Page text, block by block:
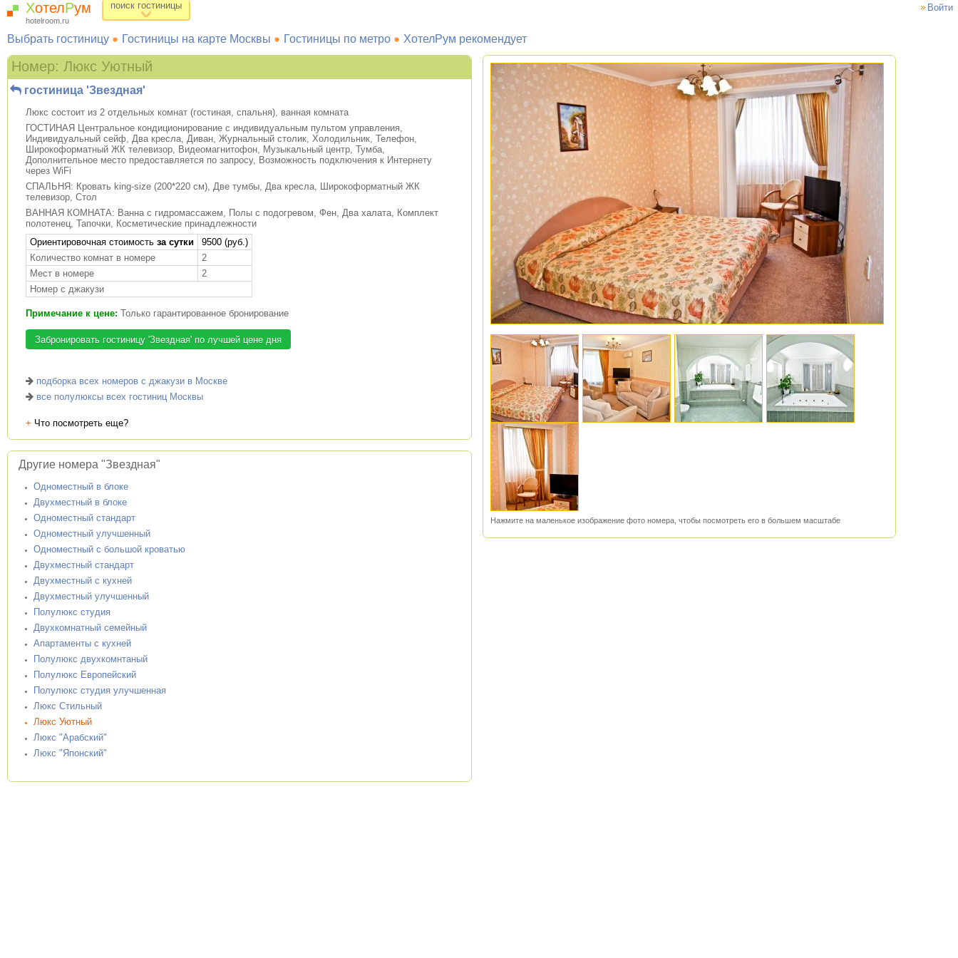
Войти
ХотелРум
hotelroom.ru
поиск гостиницы
Выбрать гостиницу Гостиницы на карте Москвы Гостиницы по метро ХотелРум рекомендует
Номер: Люкс Уютный
гостиница 'Звездная'
Люкс состоит из 2 отдельных комнат (гостиная, спальня), ванная комната
ГОСТИНАЯ Центральное кондиционирование с индивидуальным пультом управления,
Индивидуальный сейф, Два кресла, Диван, Журнальный столик, Холодильник, Телефон,
Широкоформатный ЖК телевизор, Видеомагнитофон, Музыкальный центр, Тумба,
Дополнительное место предоставляется по запросу, Возможность подключения к Интернету
через WiFi
СПАЛЬНЯ: Кровать king-size (200*220 см), Две тумбы, Два кресла, Широкоформатный ЖК
телевизор, Стол
ВАННАЯ КОМНАТА: Ванна с гидромассажем, Полы с подогревом, Фен, Два халата, Комплект
полотенец, Тапочки, Косметические принадлежности
Ориентировочная стоимость за сутки
9500 (руб.)
Количество комнат в номере
2
Мест в номере
2
Номер с джакузи
Примечание к цене: Только гарантированное бронирование
Забронировать гостиницу 'Звездная' по лучшей цене дня
подборка всех номеров с джакузи в Москве
все полулюксы всех гостиниц Москвы
+ Что посмотреть еще?
Другие номера "Звездная"
Одноместный в блоке
Двухместный в блоке
Одноместный стандарт
Одноместный улучшенный
Одноместный с большой кроватью
Двухместный стандарт
Двухместный с кухней
Двухместный улучшенный
Полулюкс студия
Двухкомнатный семейный
Апартаменты с кухней
Полулюкс двухкомнтаный
Полулюкс Европейский
Полулюкс студия улучшенная
Люкс Стильный
Люкс Уютный
Люкс "Арабский"
Люкс "Японский"
Нажмите на маленькое изображение фото номера, чтобы посмотреть его в большем масштабе